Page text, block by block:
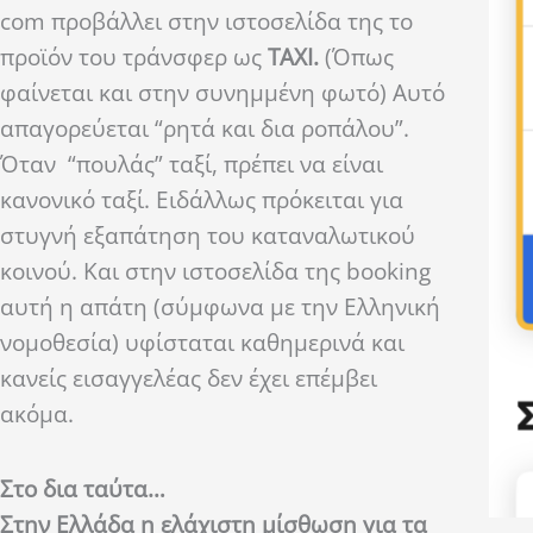
com προβάλλει στην ιστοσελίδα της το
προϊόν του τράνσφερ ωςTAXI.(Όπως
φαίνεται και στην συνημμένη φωτό) Αυτό
απαγορεύεται “ρητά και δια ροπάλου”.
Όταν “πουλάς” ταξί, πρέπει να είναι
κανονικό ταξί. Ειδάλλως πρόκειται για
στυγνή εξαπάτηση του καταναλωτικού
κοινού. Και στην ιστοσελίδα της booking
αυτή η απάτη (σύμφωνα με την Ελληνική
νομοθεσία) υφίσταται καθημερινά και
κανείς εισαγγελέας δεν έχει επέμβει
ακόμα.
Στο δια ταύτα…
Στην Ελλάδα η ελάχιστη μίσθωση για τα